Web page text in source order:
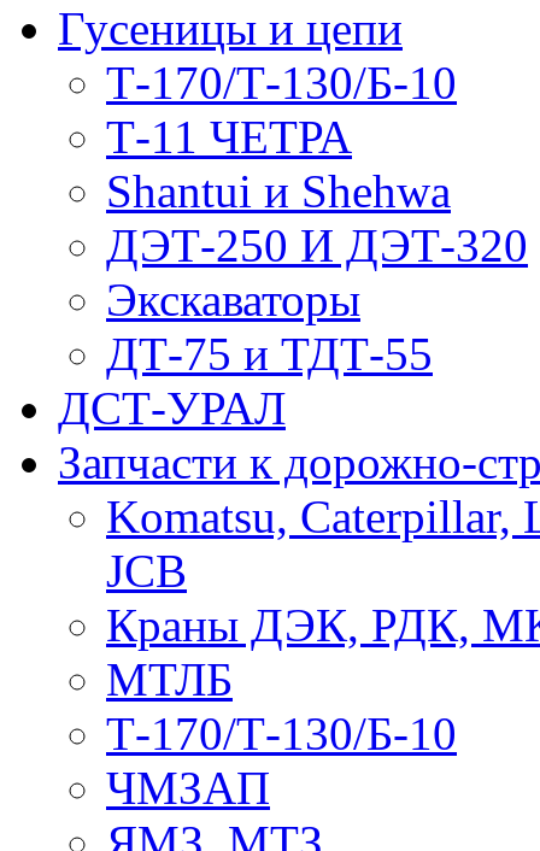
Гусеницы и цепи
Т-170/Т-130/Б-10
Т-11 ЧЕТРА
Shantui и Shehwa
ДЭТ-250 И ДЭТ-320
Экскаваторы
ДТ-75 и ТДТ-55
ДСТ-УРАЛ
Запчасти к дорожно-
Komatsu, Caterpillar,
JCB
Краны ДЭК, РДК,
МТЛБ
Т-170/Т-130/Б-10
ЧМЗАП